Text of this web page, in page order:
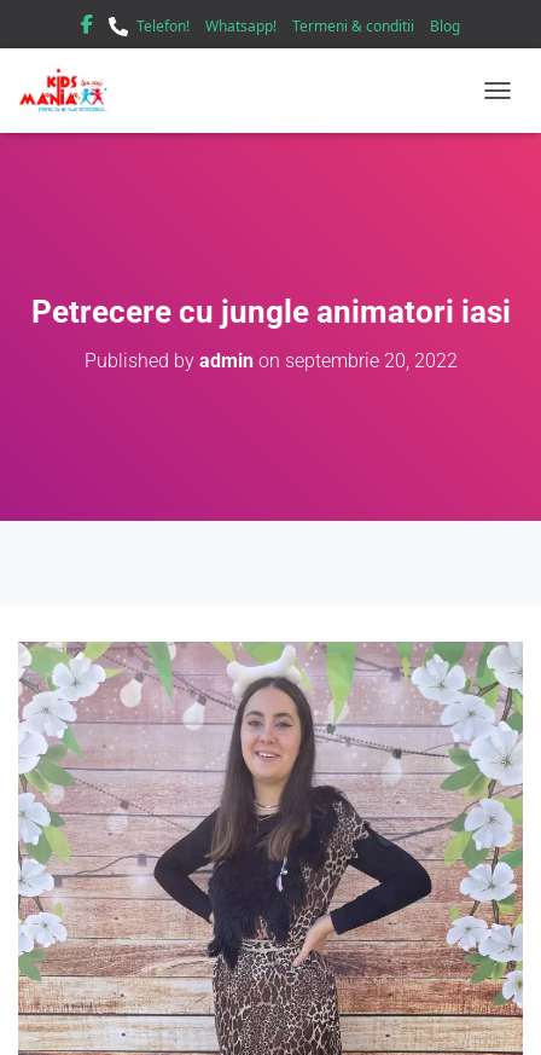
Telefon! Whatsapp! Termeni & conditii Blog
Petrecere cu jungle animatori iasi
Published by adminon septembrie 20, 2022